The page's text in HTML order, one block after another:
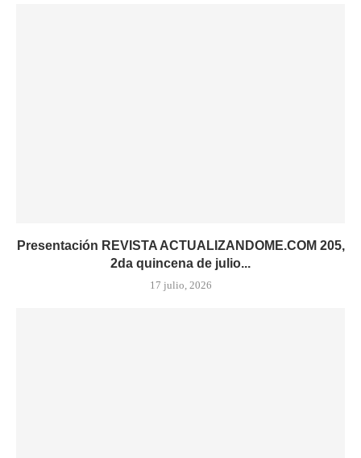
Presentación REVISTA ACTUALIZANDOME.COM 205,
2da quincena de julio...
17 julio, 2026